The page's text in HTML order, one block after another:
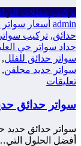
تركيب مظلات
admin أسعار
حدائق, تركيب
حداد سواتر حي
سواتر حدائق للفلل,
سواتر حديد مجلفن,
تعليقات
سواتر حدائق
سواتر حدائق حديد
أفضل الحلول